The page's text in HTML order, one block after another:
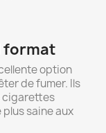
format
option
de fumer. Ils
cigarettes
saine aux